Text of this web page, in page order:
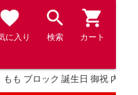
に入り 検索 カート
も ブロック 誕生日 御祝 内祝